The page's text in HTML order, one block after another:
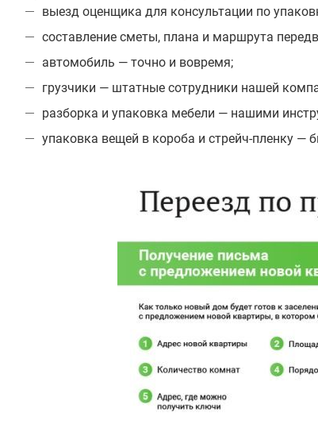
выезд оценщика для консультации по
составление сметы, плана и маршрута
автомобиль — точно и вовремя;
грузчики — штатные сотрудники нашей
разборка и упаковка мебели — нашими
упаковка вещей в короба и стрейч-пленку —